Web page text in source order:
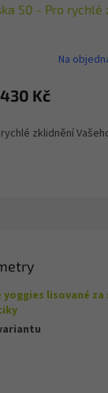
50 - Pro rychlé
Na
430 Kč
zklidnění
yoggies lisované